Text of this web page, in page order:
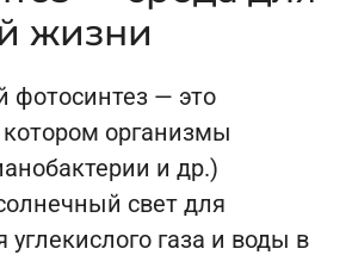
жизни
фотосинтез — это
организмы
и др.)
свет для
газа и воды в